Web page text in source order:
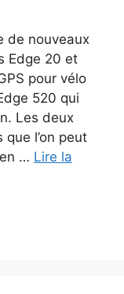
de nouveaux
Edge 20 et
pour vélo
520 qui
Les deux
l’on peut
… Lire la